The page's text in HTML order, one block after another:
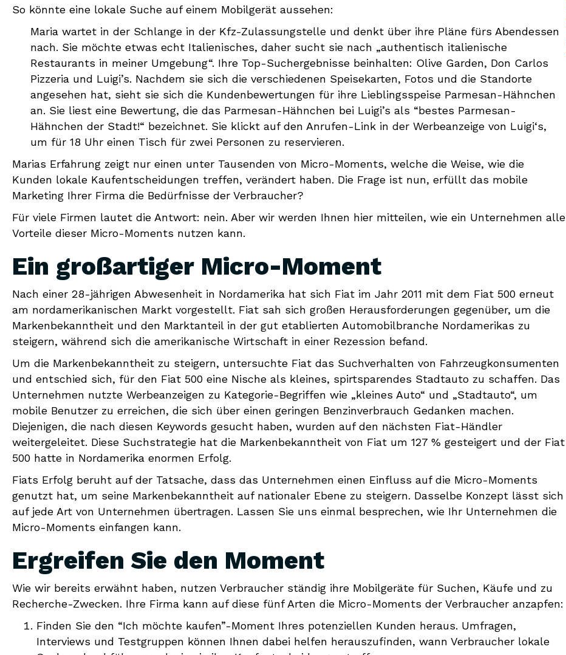
So könnte eine lokale Suche auf einem Mobilgerät aussehen:
Maria wartet in der Schlange in der Kfz-Zulassungstelle und denkt über ihre Pläne fürs Abendessen
nach. Sie möchte etwas echt Italienisches, daher sucht sie nach „authentisch italienische
Restaurants in meiner Umgebung“. Ihre Top-Suchergebnisse beinhalten: Olive Garden, Don Carlos
Pizzeria und Luigi’s. Nachdem sie sich die verschiedenen Speisekarten, Fotos und die Standorte
angesehen hat, sieht sie sich die Kundenbewertungen für ihre Lieblingsspeise Parmesan-Hähnchen
an. Sie liest eine Bewertung, die das Parmesan-Hähnchen bei Luigi’s als “bestes Parmesan-
Hähnchen der Stadt!“ bezeichnet. Sie klickt auf den Anrufen-Link in der Werbeanzeige von Luigi‘s,
um für 18 Uhr einen Tisch für zwei Personen zu reservieren.
Marias Erfahrung zeigt nur einen unter Tausenden von Micro-Moments, welche die Weise, wie die
Kunden lokale Kaufentscheidungen treffen, verändert haben. Die Frage ist nun, erfüllt das mobile
Marketing Ihrer Firma die Bedürfnisse der Verbraucher?
Für viele Firmen lautet die Antwort: nein. Aber wir werden Ihnen hier mitteilen, wie ein Unternehmen alle
Vorteile dieser Micro-Moments nutzen kann.
Ein großartiger Micro-Moment
Nach einer 28-jährigen Abwesenheit in Nordamerika hat sich Fiat im Jahr 2011 mit dem Fiat 500 erneut
am nordamerikanischen Markt vorgestellt. Fiat sah sich großen Herausforderungen gegenüber, um die
Markenbekanntheit und den Marktanteil in der gut etablierten Automobilbranche Nordamerikas zu
steigern, während sich die amerikanische Wirtschaft in einer Rezession befand.
Um die Markenbekanntheit zu steigern, untersuchte Fiat das Suchverhalten von Fahrzeugkonsumenten
und entschied sich, für den Fiat 500 eine Nische als kleines, spirtsparendes Stadtauto zu schaffen. Das
Unternehmen nutzte Werbeanzeigen zu Kategorie-Begriffen wie „kleines Auto“ und „Stadtauto“, um
mobile Benutzer zu erreichen, die sich über einen geringen Benzinverbrauch Gedanken machen.
Diejenigen, die nach diesen Keywords gesucht haben, wurden auf den nächsten Fiat-Händler
weitergeleitet. Diese Suchstrategie hat die Markenbekanntheit von Fiat um 127 % gesteigert und der Fiat
500 hatte in Nordamerika enormen Erfolg.
Fiats Erfolg beruht auf der Tatsache, dass das Unternehmen einen Einfluss auf die Micro-Moments
genutzt hat, um seine Markenbekanntheit auf nationaler Ebene zu steigern. Dasselbe Konzept lässt sich
auf jede Art von Unternehmen übertragen. Lassen Sie uns einmal besprechen, wie Ihr Unternehmen die
Micro-Moments einfangen kann.
Ergreifen Sie den Moment
Wie wir bereits erwähnt haben, nutzen Verbraucher ständig ihre Mobilgeräte für Suchen, Käufe und zu
Recherche-Zwecken. Ihre Firma kann auf diese fünf Arten die Micro-Moments der Verbraucher anzapfen:
Finden Sie den “Ich möchte kaufen”-Moment Ihres potenziellen Kunden heraus. Umfragen,
Interviews und Testgruppen können Ihnen dabei helfen herauszufinden, wann Verbraucher lokale